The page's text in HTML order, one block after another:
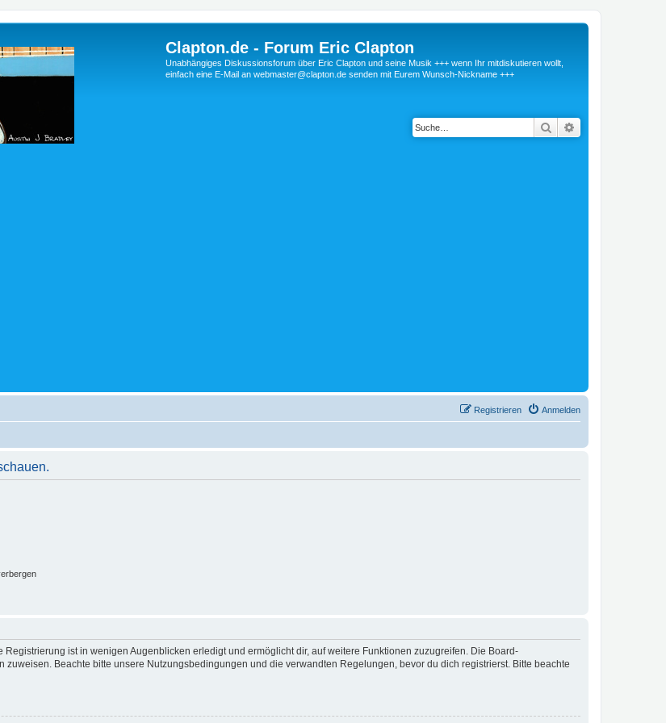
Clapton.de - Forum Eric Clapton
Unabhängiges Diskussionsforum über Eric Clapton und seine Musik +++ wenn Ihr mitdiskutieren wollt,
einfach eine E-Mail an webmaster@clapton.de senden mit Eurem Wunsch-Nickname +++
Suche
Anmelden
Registrieren
ist in wenigen Augenblicken erledigt und ermöglicht dir, auf weitere Funktionen zuzugreifen. Die Board-
Beachte bitte unsere Nutzungsbedingungen und die verwandten Regelungen, bevor du dich registrierst. Bitte beachte